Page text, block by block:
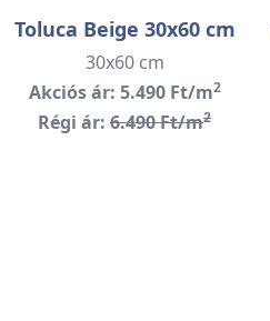
Toluca Beige 30x60 cm
30x60 cm
Akciós ár: 5.490 Ft/m2
Régi ár: 6.490 Ft/m2